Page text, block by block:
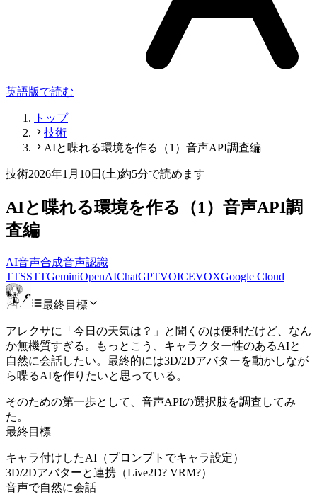
英語版で読む
トップ
技術
AIと喋れる環境を作る（1）音声API調査編
技術2026年1月10日(土)約5分で読めます
AIと喋れる環境を作る（1）音声API調
査編
AI音声合成音声認識
TTSSTTGeminiOpenAIChatGPTVOICEVOXGoogle Cloud
最終目標
アレクサに「今日の天気は？」と聞くのは便利だけど、なん
か無機質すぎる。もっとこう、キャラクター性のあるAIと
自然に会話したい。最終的には3D/2Dアバターを動かしなが
ら喋るAIを作りたいと思っている。
そのための第一歩として、音声APIの選択肢を調査してみ
た。
最終目標
キャラ付けしたAI（プロンプトでキャラ設定）
3D/2Dアバターと連携（Live2D? VRM?）
音声で自然に会話